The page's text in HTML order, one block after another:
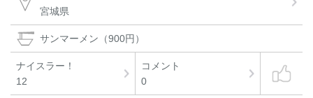
宮城県
サンマーメン（900円）
ナイスラー！
12
コメント
0